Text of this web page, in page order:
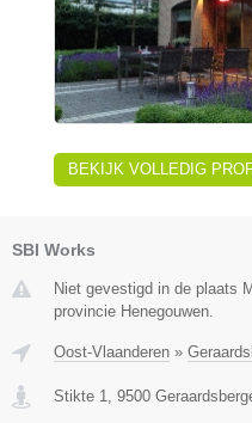
BEKIJK VOLLEDIG
SBI Works
Niet gevestigd in de plaats
provincie Henegouwen.
Oost-Vlaanderen »
Stikte 1 9500